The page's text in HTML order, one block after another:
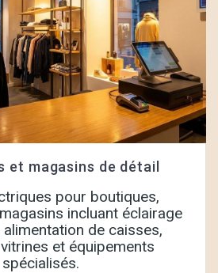
et magasins de détail
pour boutiques,
incluant éclairage
de caisses,
et équipements
spécialisés.